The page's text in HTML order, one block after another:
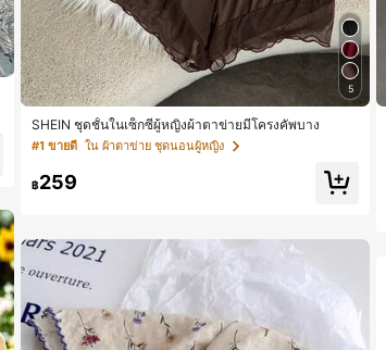
5
SHEIN ชุดชั้นในเซ็กซี่ผู้หญิงผ้าตาข่ายมีโครงคัพบาง
#1 ขายดี ใน ผ้าตาข่าย ชุดนอนผู้หญิง
฿259